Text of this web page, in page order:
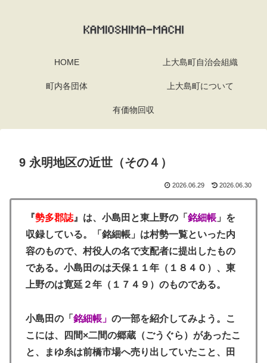
HOME 上大島町自治会組織
町内各団体 上大島町について
有価物回収
9 永明地区の近世（その４）
2026.06.29 2026.06.30
『勢多郡誌 』は、小島田と東上野の「 銘細帳 」を
収録している。「銘細帳」は村勢一覧といった内
容のもので、村役人の名で支配者に提出したもの
である。小島田のは天保１１年（１８４０）、東
上野のは寛延２年（１７４９）のものである。
小島田の「 銘細帳」 の一部を紹介してみよう。こ
こには、四間×二間の郷蔵（ごうぐら）があったこ
と、まゆ糸は前橋市場へ売り出していたこと、田